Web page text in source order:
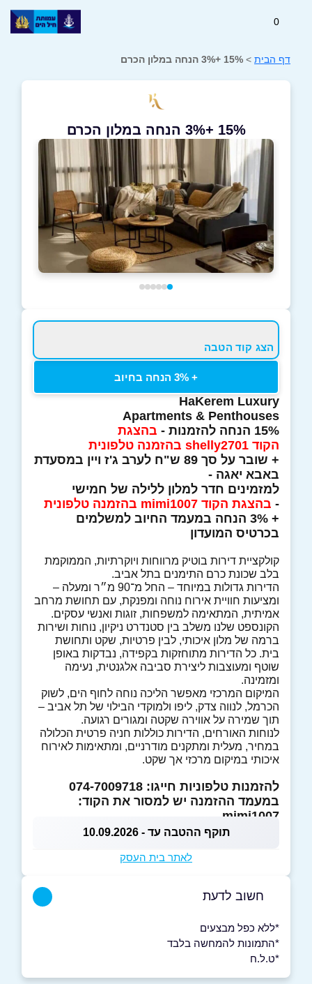
0
דף הבית > 15% +3% הנחה במלון הכרם
15% +3% הנחה במלון הכרם
הצג קוד הטבה
+ 3% הנחה בחיוב
HaKerem Luxury
Apartments & Penthouses
15% הנחה להזמנות -
בהצגת
הקוד shelly2701 בהזמנה טלפונית
+ שובר על סך 89 ש"ח לערב ג'ז ויין במסעדת
באבא יאגה -
למזמינים חדר למלון ללילה של חמישי
- בהצגת הקוד mimi1007 בהזמנה טלפונית
+ 3% הנחה במעמד החיוב למשלמים
בכרטיס המועדון
קולקציית דירות בוטיק מרווחות ויוקרתיות, הממוקמת
בלב שכונת כרם התימנים בתל אביב.
הדירות גדולות במיוחד – החל מ־90 מ״ר ומעלה –
ומציעות חוויית אירוח נוחה ומפנקת, עם תחושת מרחב
אמיתית, המתאימה למשפחות, זוגות ואנשי עסקים.
הקונספט שלנו משלב בין סטנדרט ניקיון, נוחות ושירות
ברמה של מלון איכותי, לבין פרטיות, שקט ותחושת
בית. כל הדירות מתוחזקות בקפידה, נבדקות באופן
שוטף ומעוצבות ליצירת סביבה אלגנטית, נעימה
ומזמינה.
המיקום המרכזי מאפשר הליכה נוחה לחוף הים, לשוק
הכרמל, לנווה צדק, ליפו ולמוקדי הבילוי של תל אביב –
תוך שמירה על אווירה שקטה ומגורים רגועה.
לנוחות האורחים, הדירות כוללות חניה פרטית הכלולה
במחיר, מעלית ומתקנים מודרניים, ומתאימות לאירוח
איכותי במיקום מרכזי אך שקט.
להזמנות טלפוניות חייגו: 074-7009718
במעמד ההזמנה יש למסור את הקוד:
mimi1007
תוקף ההטבה עד - 10.09.2026
לאתר בית העסק
חשוב לדעת
*ללא כפל מבצעים
*התמונות להמחשה בלבד
*ט.ל.ח